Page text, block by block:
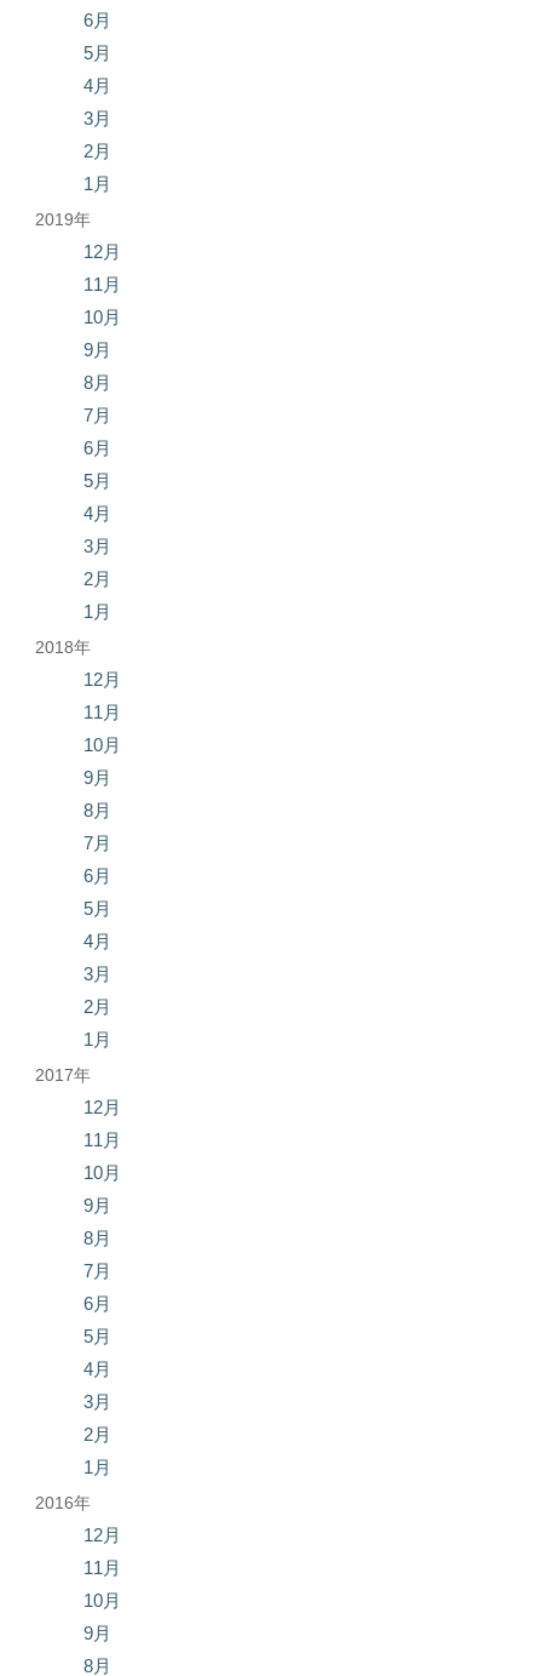
6月
5月
4月
3月
2月
1月
2019年
12月
11月
10月
9月
8月
7月
6月
5月
4月
3月
2月
1月
2018年
12月
11月
10月
9月
8月
7月
6月
5月
4月
3月
2月
1月
2017年
12月
11月
10月
9月
8月
7月
6月
5月
4月
3月
2月
1月
2016年
12月
11月
10月
9月
8月